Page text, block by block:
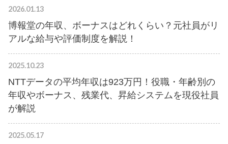
2026.01.13
博報堂の年収、ボーナスはどれくらい？元社員がリ
アルな給与や評価制度を解説！
2025.10.23
NTTデータの平均年収は923万円！役職・年齢別の
年収やボーナス、残業代、昇給システムを現役社員
が解説
2025.05.17